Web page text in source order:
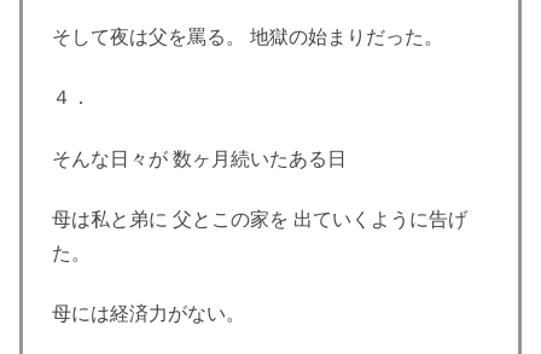
そして夜は父を罵る。 地獄の始まりだった。
４．
そんな日々が 数ヶ月続いたある日
母は私と弟に 父とこの家を 出ていくように告げ
た。
母には経済力がない。